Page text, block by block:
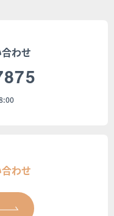
わせ
わせ